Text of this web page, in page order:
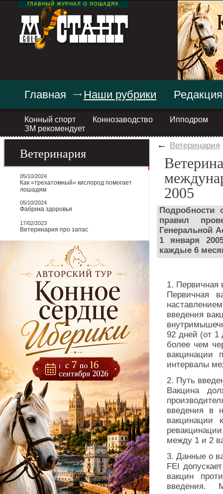
ГЛАВНЫЙ ЖУРНАЛ О ЛОШАДЯХ
Главная Наши рубрики
Конный спорт Коннозаводство
Ипподром
ЗМ рекомендует
Редакция
Ветеринария
05/10/2024
Как «трехатомный» кислород помогает
лошадям
05/10/2024
Фабрика здоровья
17/02/2023
Ветеринария про запас
← Ветеринария
2005
Подробности
правил
Генеральной
1 января
каждые 6
1. Первичная
Первичная
введения
92 дней (от 1
более чем
вакцинации
интервалы
2. Путь
Вакцина
введения в
вакцинации
между 1 и 2
3. Данные о
FEI
вакцин
введения.